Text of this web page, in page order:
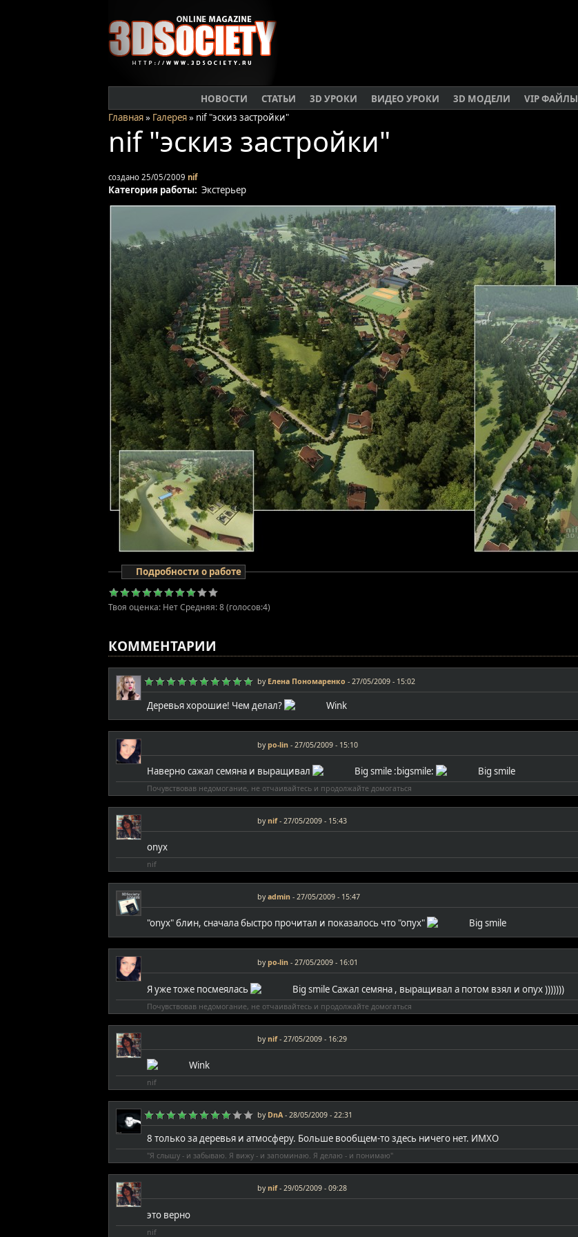
НОВОСТИ СТАТЬИ 3D УРОКИ ВИДЕО УРОКИ 3D МОДЕЛИ VIP ФАЙЛЫ
Главная» Галерея» nif "эскиз застройки"
nif "эскиз застройки"
создано 25/05/2009 nif
Категория работы: Экстерьер
Подробности о работе
Твоя оценка: НетСредняя:8(голосов:4)
КОММЕНТАРИИ
by Елена Пономаренко - 27/05/2009 - 15:02
Деревья хорошие! Чем делал?
bypo-lin - 27/05/2009 - 15:10
Наверно сажал семяна и выращивал :bigsmile:
Почувствовав недомогание, не отчаивайтесь и продолжайте домогаться
bynif- 27/05/2009 - 15:43
onyx
nif
byadmin - 27/05/2009 - 15:47
"onyx" блин, сначала быстро прочитал и показалось что "опух"
bypo-lin - 27/05/2009 - 16:01
Я уже тоже посмеялась Сажал семяна , выращивал а потом взял и опух )))))))
Почувствовав недомогание, не отчаивайтесь и продолжайте домогаться
bynif- 27/05/2009 - 16:29
nif
by DnA- 28/05/2009 - 22:31
8 только за деревья и атмосферу. Больше вообщем-то здесь ничего нет. ИМХО
"Я слышу - и забываю. Я вижу - и запоминаю. Я делаю - и понимаю"
bynif- 29/05/2009 - 09:28
это верно
nif